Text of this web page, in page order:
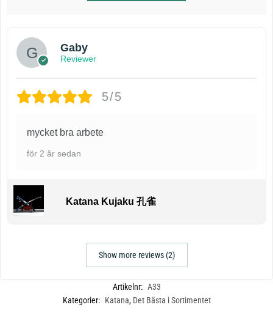
Gaby
Reviewer
5/5
mycket bra arbete
för 2 år sedan
Katana Kujaku 孔雀
Show more reviews (2)
Artikelnr: A33
Kategorier: Katana, Det Bästa i Sortimentet